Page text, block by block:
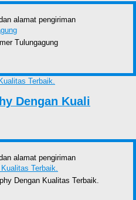
alamat pengiriman
Tulungagung
Dengan Kuali
alamat pengiriman
Dengan Kualitas Terbaik.